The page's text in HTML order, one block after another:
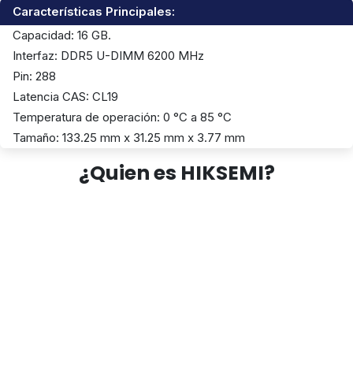
Características Principales:
Capacidad: 16 GB.
Interfaz: DDR5 U-DIMM 6200 MHz
Pin: 288
Latencia CAS: CL19
Temperatura de operación: 0 °C a 85 °C
Tamaño: 133.25 mm x 31.25 mm x 3.77 mm
¿Quien es HIKSEMI?